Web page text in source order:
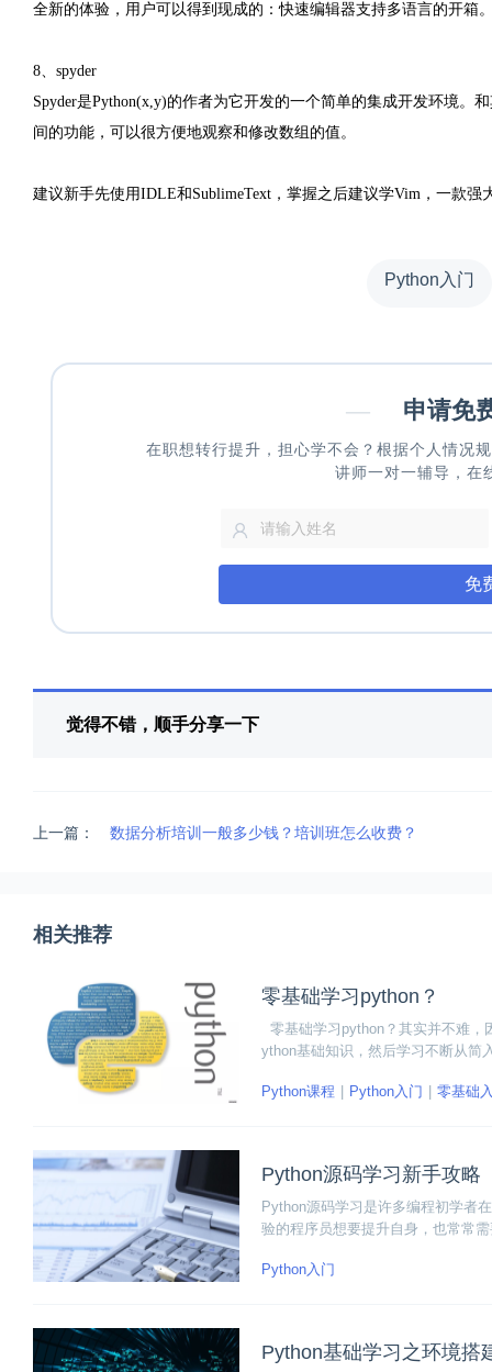
全新的体验，用户可以得到现成的：快速编辑器支持多语言的开箱
8、spyder
Spyder是Python(x,y)的作者为它开发的一个简单的集成开发环境。
间的功能，可以很方便地观察和修改数组的值。
建议新手先使用IDLE和SublimeText，掌握之后建议学Vim，一款
Python入门
— 申请免
在职想转行提升，担心学不会？根据个人情况
讲师一对一辅导，在
免
觉得不错，顺手分享一下
上一篇： 数据分析培训一般多少钱？培训班怎么收费？
相关推荐
零基础学习python？
零基础学习python？其实并不难，
ython基础知识，然后学习不断从简
Python课程 Python入门 零基础
Python源码学习新手攻略
Python源码学习是许多编程初学者
验的程序员想要提升自身，也常常
Python入门
Python基础学习之环境搭